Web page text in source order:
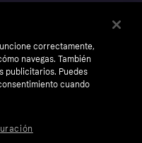
correctamente,
navegas. También
publicitarios. Puedes
cuando